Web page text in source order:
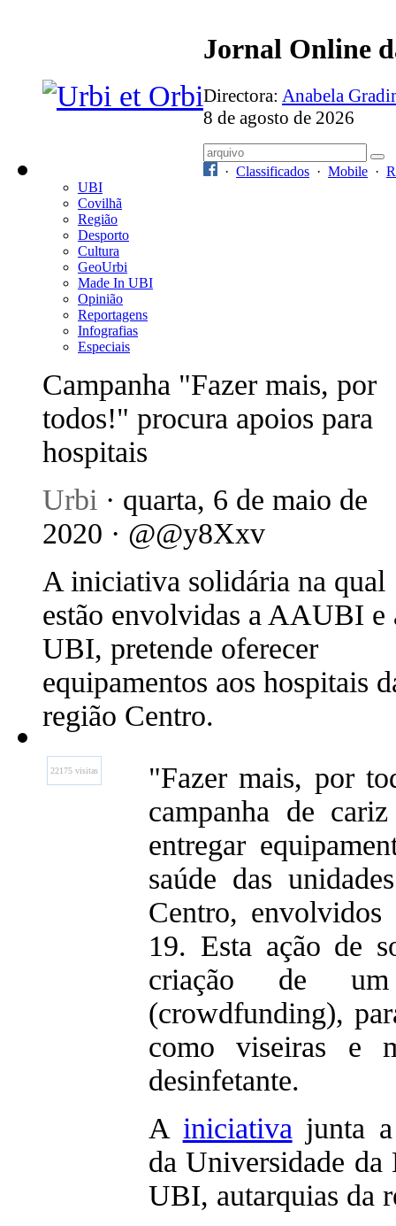
Jornal Online
Directora: Anabela
8 de agosto de 2026
· Classificados · Mobile ·
UBI
Covilhã
Região
Desporto
Cultura
GeoUrbi
Made In UBI
Opinião
Reportagens
Infografias
Especiais
Campanha "Fazer mais, por
todos!" procura apoios para
hospitais
Urbi · quarta, 6 de maio de
2020 · @@y8Xxv
A iniciativa solidária na qual
estão envolvidas a AAUBI e
UBI, pretende oferecer
equipamentos aos hospitais
região Centro.
22175 visitas
"Fazer mais, por
campanha de
entregar
saúde das
Centro,
19. Esta ação de
criação de
(crowdfunding),
como viseiras e
desinfetante.​
A iniciativa junta
da Universidade
UBI, autarquias da